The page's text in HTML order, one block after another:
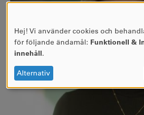
ANVÄNDNING
AV
OCH
COOKIES
Hej! Vi använder cookies och
för följande ändamål: Funktionell &
innehåll.
Alternativ